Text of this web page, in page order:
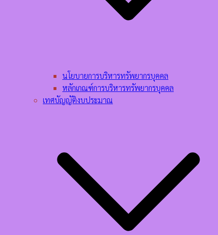
นโยบายการบริหารทรัพยากรบุคคล​
หลักเกณฑ์การบริหารทรัพยากรบุคคล​
เทศบัญญัติงบประมาณ